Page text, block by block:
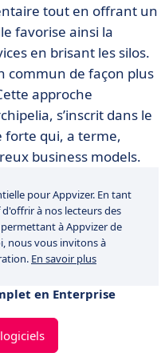
tout en offrant un
favorise ainsi la
en brisant les silos.
commun de façon plus
approche
s’inscrit dans le
forte qui, a terme,
business models.
pour Appvizer. En tant
à nos lecteurs des
à Appvizer de
nous vous invitons à
En savoir plus
en Enterprise